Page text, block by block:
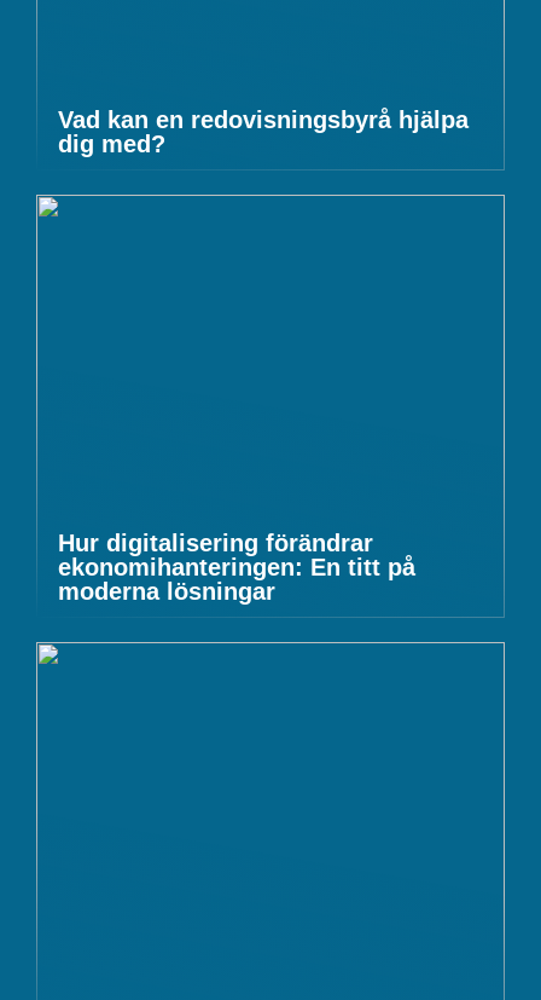
Vad kan en redovisningsbyrå hjälpa
dig med?
Hur digitalisering förändrar
ekonomihanteringen: En titt på
moderna lösningar